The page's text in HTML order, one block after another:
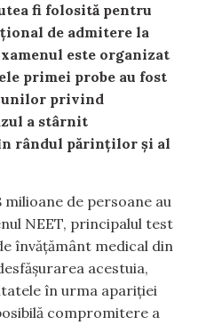
fi folosită pentru
de admitere la
este organizat
primei probe au fost
privind
a stârnit
rândul părinților și al
milioane de persoane au
NEET, principalul test
învățământ medical din
acestuia,
în urma apariției
compromitere a